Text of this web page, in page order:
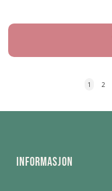
1 2
Informasjon